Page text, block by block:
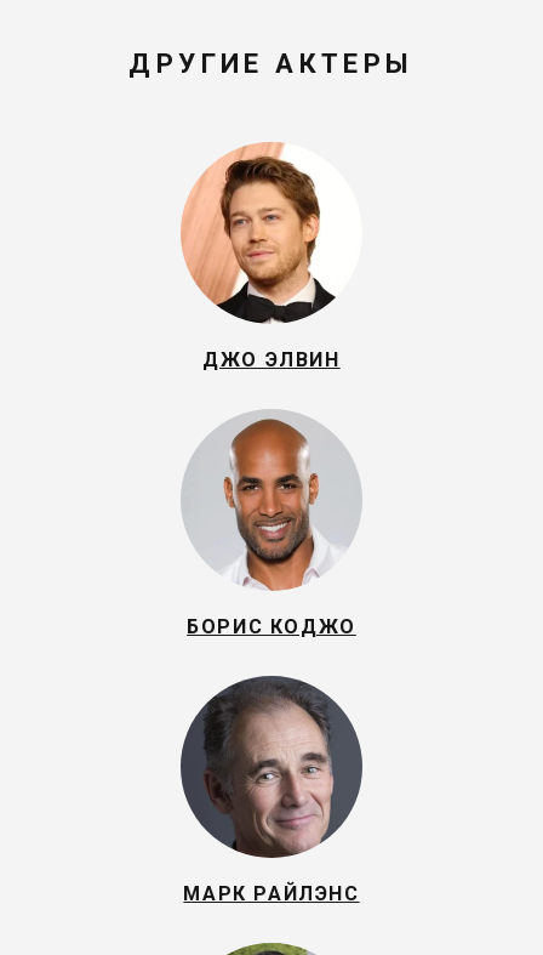
ДРУГИЕ АКТЕРЫ
ДЖО ЭЛВИН
БОРИС КОДЖО
МАРК РАЙЛЭНС